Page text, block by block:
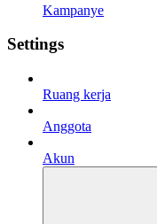
Kampanye
Settings
Ruang kerja
Anggota
Akun